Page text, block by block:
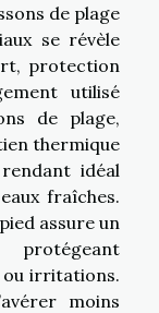
de plage
se révèle
protection
utilisé
de plage,
thermique
idéal
fraîches.
assure un
irritations.
moins